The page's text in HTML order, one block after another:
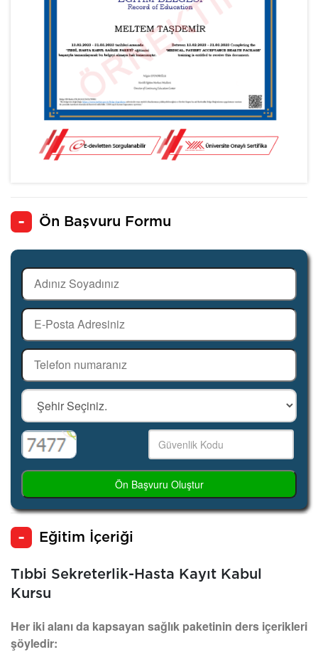
Ön Başvuru Formu
Ön Başvuru Oluştur
Eğitim İçeriği
Tıbbi Sekreterlik-Hasta Kayıt Kabul
Kursu
Her iki alanı da kapsayan sağlık paketinin ders içerikleri
şöyledir: